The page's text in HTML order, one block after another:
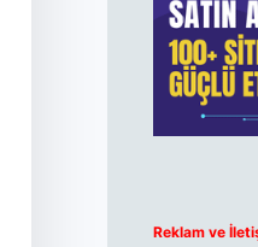
Reklam ve